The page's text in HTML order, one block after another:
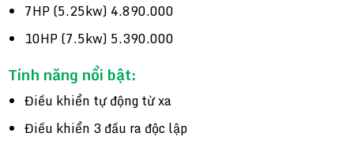
7HP (5.25kw) 4.890.000
10HP (7.5kw) 5.390.000
Tính năng nổi bật:
Điều khiển tự động từ xa
Điều khiển 3 đầu ra độc lập